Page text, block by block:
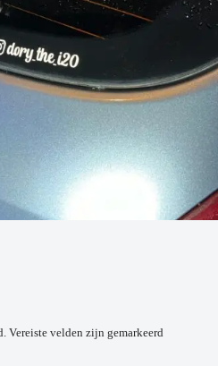
Vereiste velden zijn gemarkeerd